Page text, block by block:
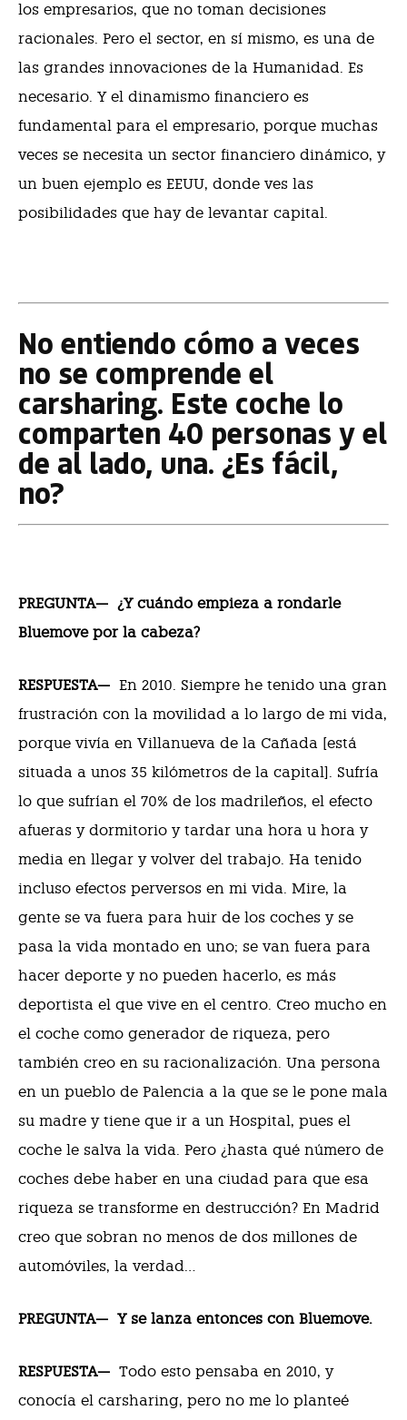
los empresarios, que no toman decisiones
racionales. Pero el sector, en sí mismo, es una de
las grandes innovaciones de la Humanidad. Es
necesario. Y el dinamismo financiero es
fundamental para el empresario, porque muchas
veces se necesita un sector financiero dinámico, y
un buen ejemplo es EEUU, donde ves las
posibilidades que hay de levantar capital.
No entiendo cómo a veces
no se comprende el
carsharing. Este coche lo
comparten 40 personas y el
de al lado, una. ¿Es fácil,
no?
PREGUNTA— ¿Y cuándo empieza a rondarle
Bluemove por la cabeza?
RESPUESTA— En 2010. Siempre he tenido una gran
frustración con la movilidad a lo largo de mi vida,
porque vivía en Villanueva de la Cañada [está
situada a unos 35 kilómetros de la capital]. Sufría
lo que sufrían el 70% de los madrileños, el efecto
afueras y dormitorio y tardar una hora u hora y
media en llegar y volver del trabajo. Ha tenido
incluso efectos perversos en mi vida. Mire, la
gente se va fuera para huir de los coches y se
pasa la vida montado en uno; se van fuera para
hacer deporte y no pueden hacerlo, es más
deportista el que vive en el centro. Creo mucho en
el coche como generador de riqueza, pero
también creo en su racionalización. Una persona
en un pueblo de Palencia a la que se le pone mala
su madre y tiene que ir a un Hospital, pues el
coche le salva la vida. Pero ¿hasta qué número de
coches debe haber en una ciudad para que esa
riqueza se transforme en destrucción? En Madrid
creo que sobran no menos de dos millones de
automóviles, la verdad…
PREGUNTA— Y se lanza entonces con Bluemove.
RESPUESTA— Todo esto pensaba en 2010, y
conocía el carsharing, pero no me lo planteé